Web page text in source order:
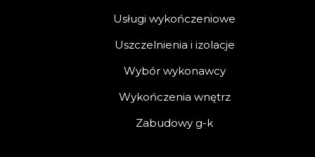
Usługi wykończeniowe
Uszczelnienia i izolacje
Wybór wykonawcy
Wykończenia wnętrz
Zabudowy g-k